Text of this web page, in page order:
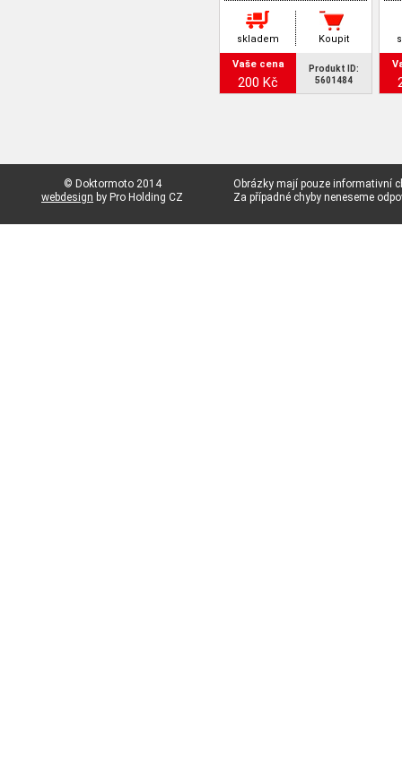
skladem Koupit
Vaše cena
200 Kč
Produkt ID:
5601484
© Doktormoto 2014
webdesign by Pro Holding CZ
Obrázky mají pouze informativní
Za případné chyby neneseme